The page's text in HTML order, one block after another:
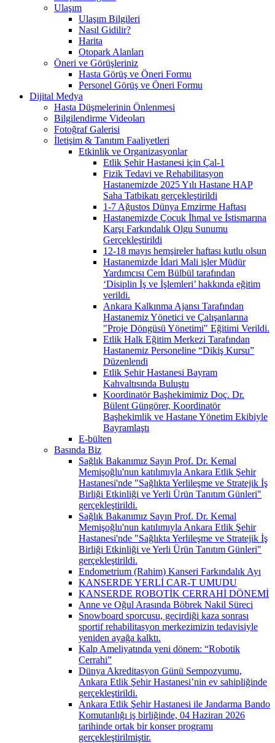
Ulaşım
Ulaşım Bilgileri
Nasıl Gidilir?
Harita
Otopark Alanları
Öneri ve Görüşleriniz
Hasta Görüş ve Öneri Formu
Personel Görüş ve Öneri Formu
Dijital Medya
Hasta Düşmelerinin Önlenmesi
Bilgilendirme Videoları
Fotoğraf Galerisi
İletişim & Tanıtım Faaliyetleri
Etkinlik ve Organizasyonlar
Etlik Şehir Hastanesi için Çal-1
Fizik Tedavi ve Rehabilitasyon
Hastanemizde 2025 Yılı Hastane HAP
Saha Tatbikatı gerçekleştirildi
1-7 Ağustos Dünya Emzirme Haftası
Hastanemizde Çocuk İhmal ve İstismarına
Karşı Farkındalık Olgu Sunumu
Gerçekleştirildi
12-18 mayıs hemşireler haftası kutlu olsun
Hastanemizde İdari Mali işler Müdür
Yardımcısı Cem Bülbül tarafından
‘Disiplin İş ve İşlemleri’ hakkında eğitim
verildi.
Ankara Kalkınma Ajansı Tarafından
Hastanemiz Yönetici ve Çalışanlarına
"Proje Döngüsü Yönetimi" Eğitimi Verildi.
Etlik Halk Eğitim Merkezi Tarafından
Hastanemiz Personeline “Dikiş Kursu”
Düzenlendi
Etlik Şehir Hastanesi Bayram
Kahvaltısında Buluştu
Koordinatör Başhekimimiz Doç. Dr.
Bülent Güngörer, Koordinatör
Başhekimlik ve Hastane Yönetim Ekibiyle
Bayramlaştı
E-bülten
Basında Biz
Sağlık Bakanımız Sayın Prof. Dr. Kemal
Memişoğlu'nun katılımıyla Ankara Etlik Şehir
Hastanesi'nde "Sağlıkta Yerlileşme ve Stratejik İş
Birliği Etkinliği ve Yerli Ürün Tanıtım Günleri"
gerçekleştirildi.
Sağlık Bakanımız Sayın Prof. Dr. Kemal
Memişoğlu'nun katılımıyla Ankara Etlik Şehir
Hastanesi'nde "Sağlıkta Yerlileşme ve Stratejik İş
Birliği Etkinliği ve Yerli Ürün Tanıtım Günleri"
gerçekleştirildi.
Endometrium (Rahim) Kanseri Farkındalık Ayı
KANSERDE YERLİ CAR-T UMUDU
KANSERDE ROBOTİK CERRAHİ DÖNEMİ
Anne ve Oğul Arasında Böbrek Nakil Süreci
Snowboard sporcusu, geçirdiği kaza sonrası
sportif rehabilitasyon merkezimizin tedavisiyle
yeniden ayağa kalktı.
Kalp Ameliyatında yeni dönem: “Robotik
Cerrahi”
Dünya Akreditasyon Günü Sempozyumu,
Ankara Etlik Şehir Hastanesi’nin ev sahipliğinde
gerçekleştirildi.
Ankara Etlik Şehir Hastanesi ile Jandarma Bando
Komutanlığı iş birliğinde, 04 Haziran 2026
tarihinde ortak bir konser programı
gerçekleştirilmiştir.